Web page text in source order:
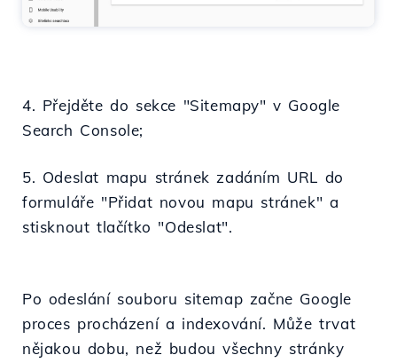
4. Přejděte do sekce "Sitemapy" v Google
Search Console;
5. Odeslat mapu stránek zadáním URL do
formuláře "Přidat novou mapu stránek" a
stisknout tlačítko "Odeslat".
Po odeslání souboru sitemap začne Google
proces procházení a indexování. Může trvat
nějakou dobu, než budou všechny stránky